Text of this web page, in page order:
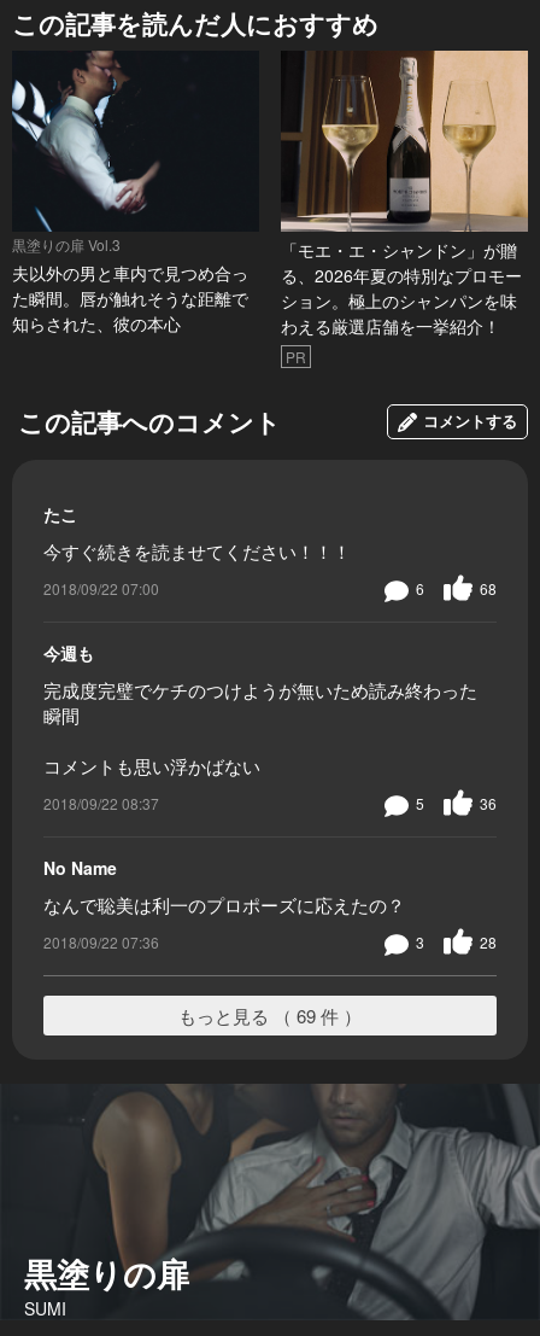
この記事を読んだ人におすすめ
黒塗りの扉 Vol.3
夫以外の男と車内で見つめ合っ
た瞬間。唇が触れそうな距離で
知らされた、彼の本心
「モエ・エ・シャンドン」が贈
る、2026年夏の特別なプロモー
ション。極上のシャンパンを味
わえる厳選店舗を一挙紹介！
PR
この記事へのコメント コメントする
たこ
今すぐ続きを読ませてください！！！
2018/09/22 07:00 68
6
今週も
完成度完璧でケチのつけようが無いため読み終わった
瞬間
コメントも思い浮かばない
2018/09/22 08:37 36
5
No Name
なんで聡美は利一のプロポーズに応えたの？
2018/09/22 07:36 28
3
もっと見る （ 69 件 ）
黒塗りの扉
SUMI